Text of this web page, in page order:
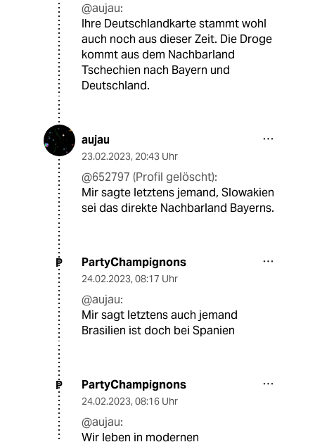
@aujau:
Ihre Deutschlandkarte stammt wohl
auch noch aus dieser Zeit. Die Droge
kommt aus dem Nachbarland
Tschechien nach Bayern und
Deutschland.
aujau
23.02.2023, 20:43 Uhr
@652797 (Profil gelöscht):
Mir sagte letztens jemand, Slowakien
sei das direkte Nachbarland Bayerns.
P PartyChampignons
24.02.2023, 08:17 Uhr
@aujau:
Mir sagt letztens auch jemand
Brasilien ist doch bei Spanien
P PartyChampignons
24.02.2023, 08:16 Uhr
@aujau:
Wir leben in modernen